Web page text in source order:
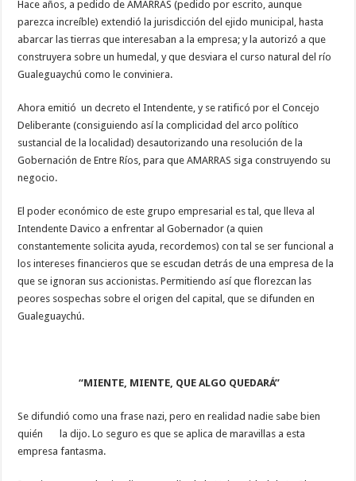
Hace años, a pedido de AMARRAS (pedido por escrito, aunque
parezca increíble) extendió la jurisdicción del ejido municipal, hasta
abarcar las tierras que interesaban a la empresa; y la autorizó a que
construyera sobre un humedal, y que desviara el curso natural del río
Gualeguaychú como le conviniera.
Ahora emitió un decreto el Intendente, y se ratificó por el Concejo
Deliberante (consiguiendo así la complicidad del arco político
sustancial de la localidad) desautorizando una resolución de la
Gobernación de Entre Ríos, para que AMARRAS siga construyendo su
negocio.
El poder económico de este grupo empresarial es tal, que lleva al
Intendente Davico a enfrentar al Gobernador (a quien
constantemente solicita ayuda, recordemos) con tal se ser funcional a
los intereses financieros que se escudan detrás de una empresa de la
que se ignoran sus accionistas. Permitiendo así que florezcan las
peores sospechas sobre el origen del capital, que se difunden en
Gualeguaychú.
“MIENTE, MIENTE, QUE ALGO QUEDARÁ”
Se difundió como una frase nazi, pero en realidad nadie sabe bien
quién la dijo. Lo seguro es que se aplica de maravillas a esta
empresa fantasma.